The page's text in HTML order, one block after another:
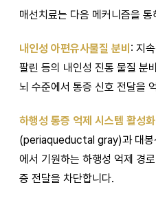
매선치료는 다음 메커니즘을
내인성 아편유사물질 분비 : 지
팔린 등의 내인성 진통 물질 분
뇌 수준에서 통증 신호 전달을
하행성 통증 억제 시스템 활성화
(periaqueductal gray)과 대
에서 기원하는 하행성 억제 경
증 전달을 차단합니다.